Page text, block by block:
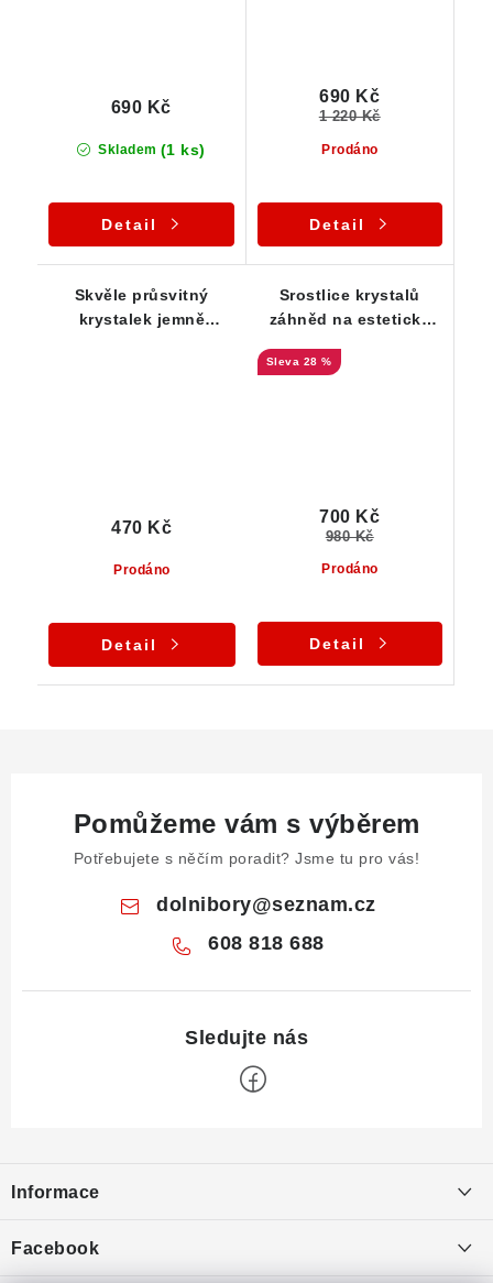
Skladem (1 ks)
690 Kč
Detail
Prodáno
690 Kč
1 220 Kč
Detail
Skvěle průsvitný
krystalek jemně
Prodáno
470 Kč
Detail
Srostlice krystalů
záhněd na estetické
albitem, muskovitem a
28 %
Prodáno
700 Kč
980 Kč
Detail
Pomůžeme vám s výběrem
Potřebujete s něčím poradit? Jsme tu pro vás!
dolnibory@seznam.cz
608 818 688
p
a
Informace
Puncovní značky
Facebook